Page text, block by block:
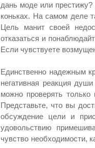
дань моде или
коньках. На самом деле
Цель манит своей
отказаться и
Если чувствуете
Единственно надежным
негативная реакция
можно проверять
Представьте, что вы
обсуждение цели и
удовольствию
чувство необходимости,